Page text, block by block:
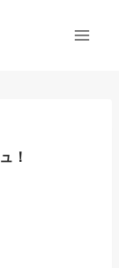
！